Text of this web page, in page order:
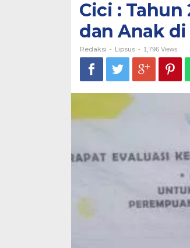
Redaksi
Cici : Tahun
dan Anak
Redaksi - Lipsus - 1,796 Views